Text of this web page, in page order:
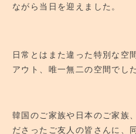
ながら当日を迎えました。
日常とはまた違った特別な空
アウト、唯一無二の空間でした
韓国のご家族や日本のご家族
ださったご友人の皆さんに、